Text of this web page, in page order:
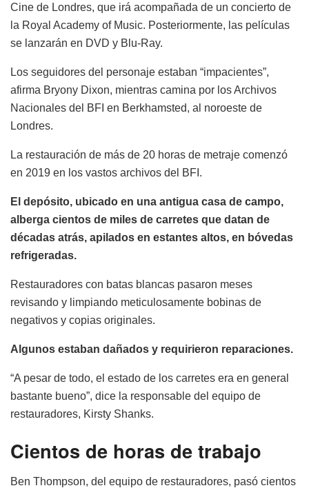
Cine de Londres, que irá acompañada de un concierto de
la Royal Academy of Music. Posteriormente, las películas
se lanzarán en DVD y Blu-Ray.
Los seguidores del personaje estaban “impacientes”,
afirma Bryony Dixon, mientras camina por los Archivos
Nacionales del BFI en Berkhamsted, al noroeste de
Londres.
La restauración de más de 20 horas de metraje comenzó
en 2019 en los vastos archivos del BFI.
El depósito, ubicado en una antigua casa de campo,
alberga cientos de miles de carretes que datan de
décadas atrás, apilados en estantes altos, en bóvedas
refrigeradas.
Restauradores con batas blancas pasaron meses
revisando y limpiando meticulosamente bobinas de
negativos y copias originales.
Algunos estaban dañados y requirieron reparaciones.
“A pesar de todo, el estado de los carretes era en general
bastante bueno”, dice la responsable del equipo de
restauradores, Kirsty Shanks.
Cientos de horas de trabajo
Ben Thompson, del equipo de restauradores, pasó cientos